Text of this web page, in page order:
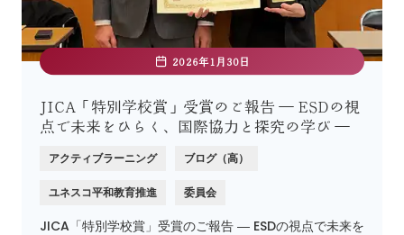
2026年1月30日
JICA「特別学校賞」受賞のご報告 ― ESDの視
点で未来をひらく、国際協力と探究の学び ―
アクティブラーニング ブログ（高）
ユネスコ平和教育推進 委員会
JICA「特別学校賞」受賞のご報告 ― ESDの視点で未来を